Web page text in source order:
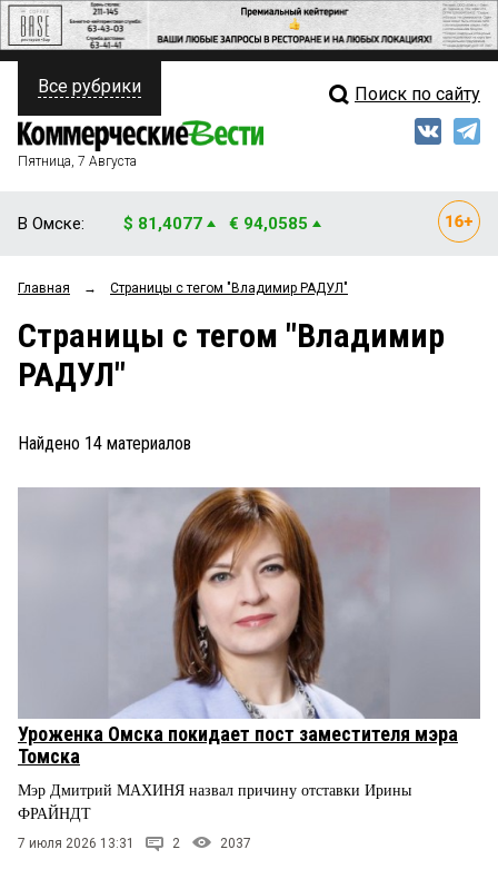
ПОЛИТИКА
ФИНАНСЫ
ОБЩЕСТВО
ЗАКОН
НОВОСТИ КОМПАНИЙ
ПРОИСШЕСТВИЯ
Свежий выпуск
Мнения
Рейтинги
Все рубрики Поиск по сайту
Пятница, 7 Августа
В Омске: $ 81,4077 € 94,0585
Главная → Страницы c тегом "Владимир РАДУЛ"
Страницы c тегом "Владимир
РАДУЛ"
Найдено 14 материалов
Уроженка Омска покидает пост заместителя мэра
Томска
Мэр Дмитрий МАХИНЯ назвал причину отставки Ирины
ФРАЙНДТ
7 июля 2026 13:31 2 2037